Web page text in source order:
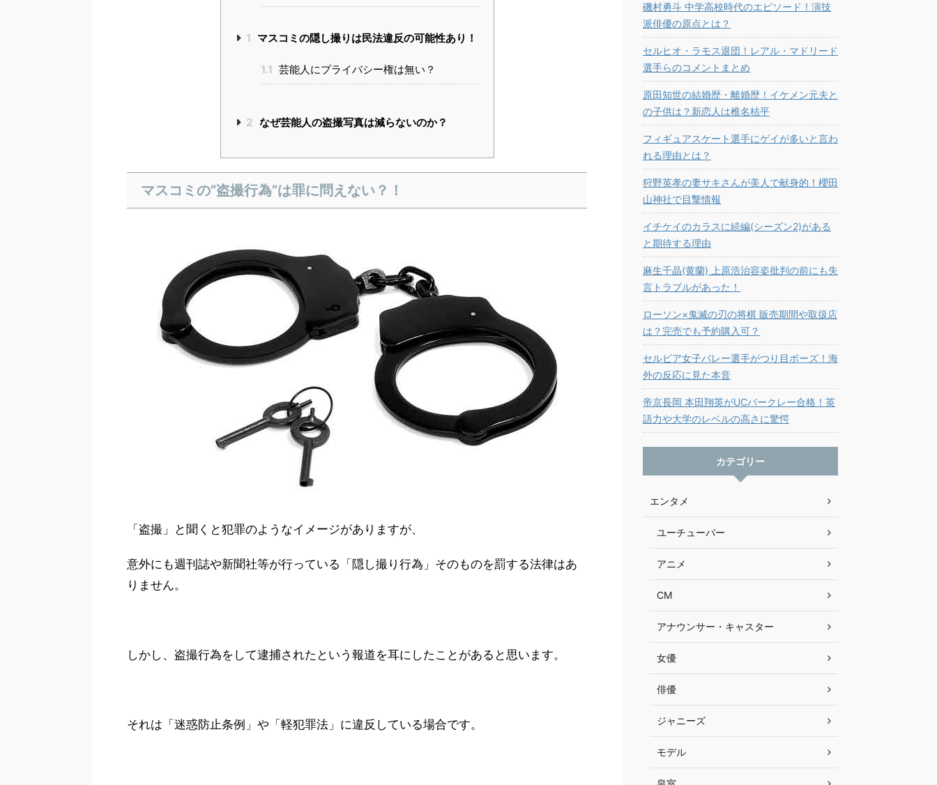
1 マスコミの隠し撮りは民法違反の可能性あり！
1.1 芸能人にプライバシー権は無い？
2 なぜ芸能人の盗撮写真は減らないのか？
マスコミの”盗撮行為”は罪に問えない？！
「盗撮」と聞くと犯罪のようなイメージがありますが、
意外にも週刊誌や新聞社等が行っている「隠し撮り行為」そのものを罰する法律はあ
りません。
しかし、盗撮行為をして逮捕されたという報道を耳にしたことがあると思います。
それは「迷惑防止条例」や「軽犯罪法」に違反している場合です。
磯村勇斗 中学高校時代のエピソード！演技
派俳優の原点とは？
セルヒオ・ラモス退団！レアル・マドリード
選手らのコメントまとめ
原田知世の結婚歴・離婚歴！イケメン元夫と
の子供は？新恋人は椎名桔平
フィギュアスケート選手にゲイが多いと言わ
れる理由とは？
狩野英孝の妻サキさんが美人で献身的！櫻田
山神社で目撃情報
イチケイのカラスに続編(シーズン2)がある
と期待する理由
麻生千晶(黄蘭) 上原浩治容姿批判の前にも失
言トラブルがあった！
ローソン×鬼滅の刃の将棋 販売期間や取扱店
は？完売でも予約購入可？
セルビア女子バレー選手がつり目ポーズ！海
外の反応に見た本音
帝京長岡 本田翔英がUCバークレー合格！英
語力や大学のレベルの高さに驚愕
カテゴリー
エンタメ
ユーチューバー
アニメ
CM
アナウンサー・キャスター
女優
俳優
ジャニーズ
モデル